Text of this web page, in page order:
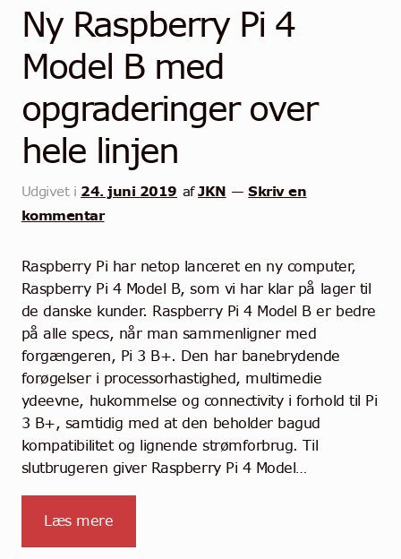
Ny Raspberry Pi 4
Model B med
opgraderinger over
hele linjen
Udgivet i 24. juni 2019 afJKN —Skriv en
kommentar
Raspberry Pi har netop lanceret en ny computer,
Raspberry Pi 4 Model B, som vi har klar på lager til
de danske kunder. Raspberry Pi 4 Model B er bedre
på alle specs, når man sammenligner med
forgængeren, Pi 3 B+. Den har banebrydende
forøgelser i processorhastighed, multimedie
ydeevne, hukommelse og connectivity i forhold til Pi
3 B+, samtidig med at den beholder bagud
kompatibilitet og lignende strømforbrug. Til
slutbrugeren giver Raspberry Pi 4 Model…
Læs mere